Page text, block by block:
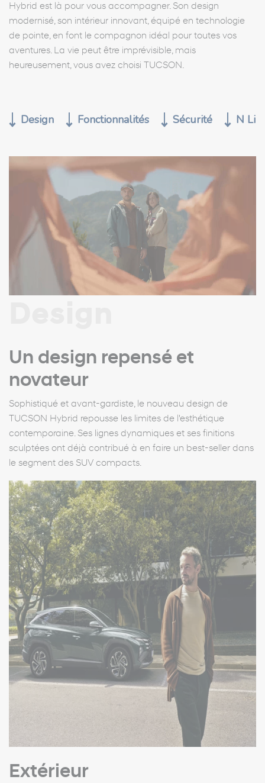
Hybrid est là pour vous accompagner. Son design
modernisé, son intérieur innovant, équipé en technologie
de pointe, en font le compagnon idéal pour toutes vos
aventures. La vie peut être imprévisible, mais
heureusement, vous avez choisi TUCSON.
Design Fonctionnalités Sécurité N
Un design repensé et
novateur
Sophistiqué et avant-gardiste, le nouveau design de
TUCSON Hybrid repousse les limites de l'esthétique
contemporaine. Ses lignes dynamiques et ses finitions
sculptées ont déjà contribué à en faire un best-seller dans
le segment des SUV compacts.
Extérieur